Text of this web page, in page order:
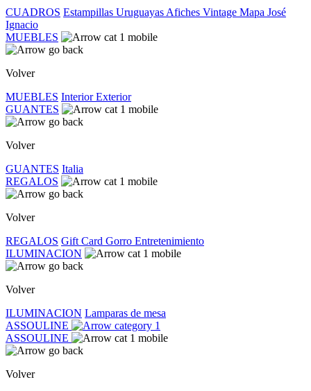
CUADROS Estampillas Uruguayas Afiches Vintage Mapa José
Ignacio
MUEBLES
Volver
MUEBLES InteriorExterior
GUANTES
Volver
GUANTES Italia
REGALOS
Volver
REGALOS Gift Card Gorro Entretenimiento
ILUMINACION
Volver
ILUMINACION Lamparas de mesa
ASSOULINE
ASSOULINE
Volver